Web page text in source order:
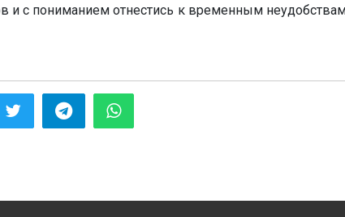
и с пониманием отнестись к временным